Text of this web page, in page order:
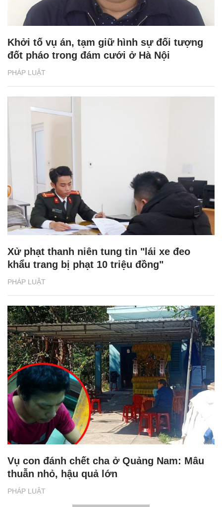
PHÁP LUẬT
Khởi tố vụ án, tạm giữ hình sự đối tượng
đốt pháo trong đám cưới ở Hà Nội
PHÁP LUẬT
Xử phạt thanh niên tung tin "lái xe đeo
khẩu trang bị phạt 10 triệu đồng"
PHÁP LUẬT
Vụ con đánh chết cha ở Quảng Nam: Mâu
thuẫn nhỏ, hậu quả lớn